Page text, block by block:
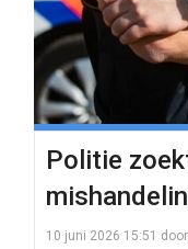
Politie
10 juni 2026 15:51 door